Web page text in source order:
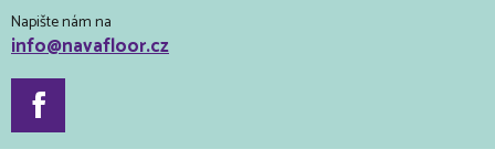
Napište nám na
info@navafloor.cz